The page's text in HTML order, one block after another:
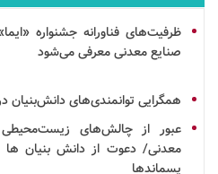
ظرفیت‌های فناورانه جشنواره
صنایع معدنی معرفی می‌شود
همگرایی توانمندی‌هایدانش‌بنیان
عبور از چالش‌های زیست‌محیطی
معدنی/ دعوت از دانش بنیان ها
پسماندها